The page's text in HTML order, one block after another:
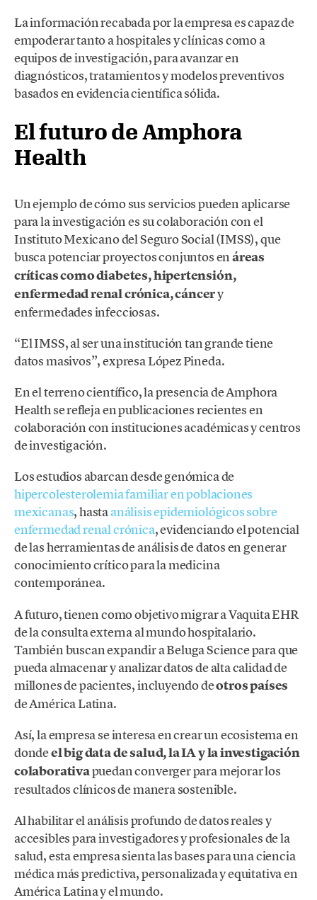
La información recabada por la empresa es capaz de
empoderar tanto a hospitales y clínicas como a
equipos de investigación, para avanzar en
diagnósticos, tratamientos y modelos preventivos
basados en evidencia científica sólida.
El futuro de Amphora
Health
Un ejemplo de cómo sus servicios pueden aplicarse
para la investigación es su colaboración con el
Instituto Mexicano del Seguro Social (IMSS), que
busca potenciar proyectos conjuntos enáreas
críticas como diabetes, hipertensión,
enfermedad renal crónica, cáncery
enfermedades infecciosas.
“El IMSS, al ser una institución tan grande tiene
datos masivos”, expresa López Pineda.
En el terreno científico, la presencia de Amphora
Health se refleja en publicaciones recientes en
colaboración con instituciones académicas y centros
de investigación.
Los estudios abarcan desde genómica de
hipercolesterolemia familiar en poblaciones
mexicanas, hastaanálisis epidemiológicos sobre
enfermedad renal crónica, evidenciando el potencial
de las herramientas de análisis de datos en generar
conocimiento crítico para la medicina
contemporánea.
A futuro, tienen como objetivo migrar a Vaquita EHR
de la consulta externa al mundo hospitalario.
También buscan expandir a Beluga Science para que
pueda almacenar y analizar datos de alta calidad de
millones de pacientes, incluyendo deotros países
de América Latina.
Así, la empresa se interesa en crear un ecosistema en
dondeel big data de salud, la IA y la investigación
colaborativapuedan converger para mejorar los
resultados clínicos de manera sostenible.
Al habilitar el análisis profundo de datos reales y
accesibles para investigadores y profesionales de la
salud, esta empresa sienta las bases para una ciencia
médica más predictiva, personalizada y equitativa en
América Latina y el mundo.